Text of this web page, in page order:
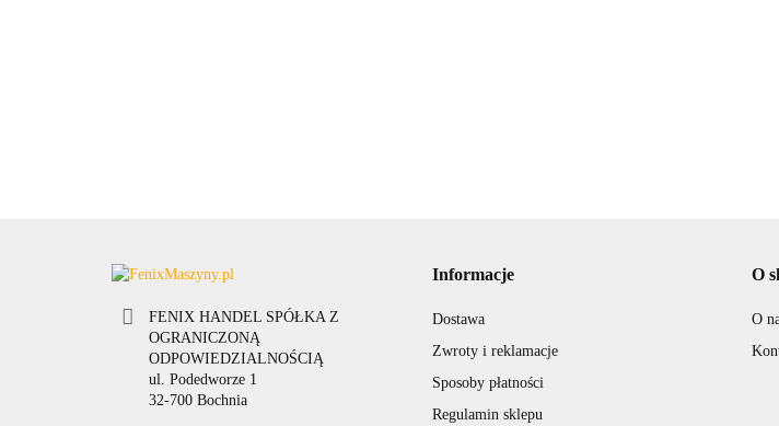
FENIX HANDEL SPÓŁKA Z
OGRANICZONĄ
ODPOWIEDZIALNOŚCIĄ
ul. Podedworze 1
32-700 Bochnia
Informacje
Dostawa
Zwroty i reklamacje
Sposoby płatności
Regulamin sklepu
O
O